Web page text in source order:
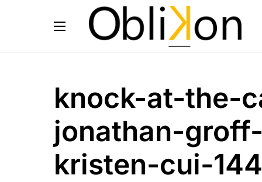
knock-at-the-
jonathan-
kristen-cui-